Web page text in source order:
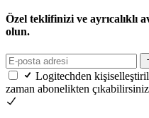
Özel teklifinizi ve ayrıcalıklı
olun.
Logitechden
zaman abonelikten